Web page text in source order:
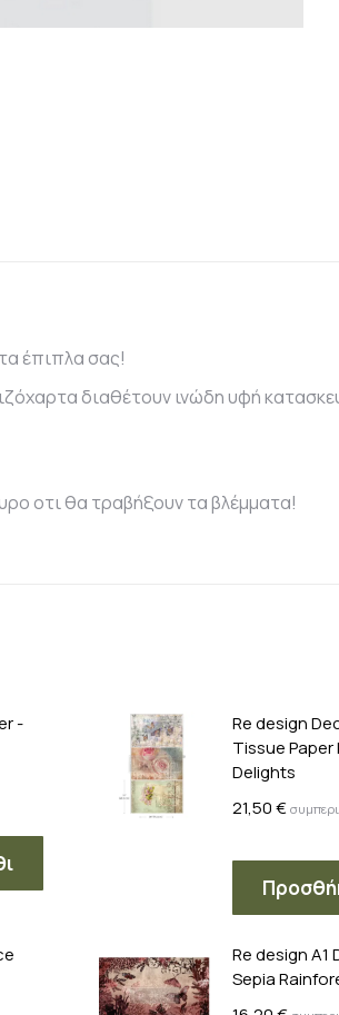
έπιπλα σας!
διαθέτουν ινώδη υφή
οτι θα τραβήξουν τα βλέμματα!
-
Re design
Tissue Paper
Delights
21,50€
Re design A1
Sepia